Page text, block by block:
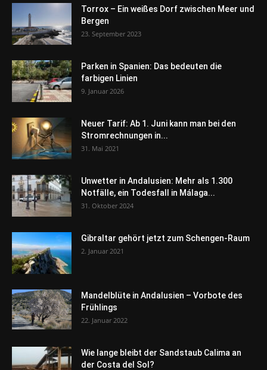
Torrox – Ein weißes Dorf zwischen Meer und
Bergen
23. September 2023
Parken in Spanien: Das bedeuten die
farbigen Linien
9. Januar 2026
Neuer Tarif: Ab 1. Juni kann man bei den
Stromrechnungen in...
31. Mai 2021
Unwetter in Andalusien: Mehr als 1.300
Notfälle, ein Todesfall in Málaga...
31. Oktober 2024
Gibraltar gehört jetzt zum Schengen-Raum
2. Januar 2021
Mandelblüte in Andalusien – Vorbote des
Frühlings
22. Januar 2022
Wie lange bleibt der Sandstaub Calima an
der Costa del Sol?